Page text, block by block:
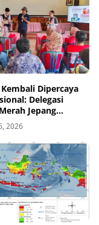
Dipercaya
Delegasi
Jepang
di Kawasan Pesisir
2026